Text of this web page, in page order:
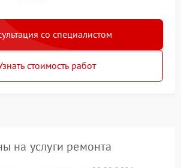
со специалистом
стоимость работ
на услуги ремонта